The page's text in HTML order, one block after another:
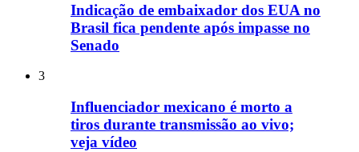
Indicação de embaixador dos EUA no
Brasil fica pendente após impasse no
Senado
3
Influenciador mexicano é morto a
tiros durante transmissão ao vivo;
veja vídeo